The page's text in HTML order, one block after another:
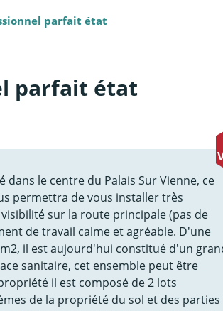
parfait état
parfait état
le centre du Palais Sur Vienne, ce
permettra de vous installer très
sur la route principale (pas de
de travail calme et agréable. D'une
il est aujourd'hui constitué d'un
sanitaire, cet ensemble peut être
il est composé de 2 lots
de la propriété du sol et des parties